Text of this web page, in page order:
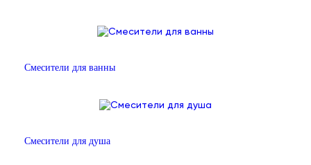
Смесители для ванны
Смесители для душа